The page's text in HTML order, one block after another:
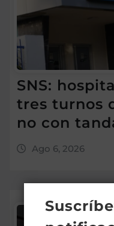
SNS:
tres turnos
no con
Ago 6, 2026